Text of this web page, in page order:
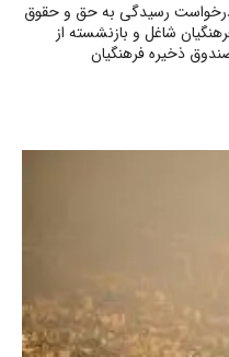
رسیدگی به حق و حقوق
شاغل و بازنشسته از
ذخیره فرهنگیان